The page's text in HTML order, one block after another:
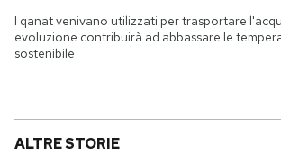
I qanat venivano utilizzati per trasportare
evoluzione contribuirà ad abbassare le
sostenibile
ALTRE STORIE